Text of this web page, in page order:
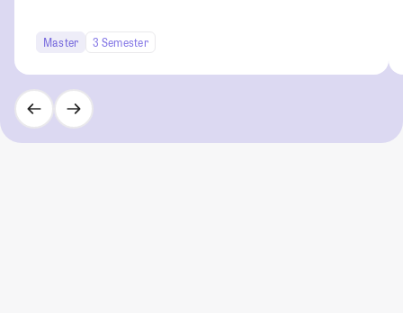
Master 3 Semester